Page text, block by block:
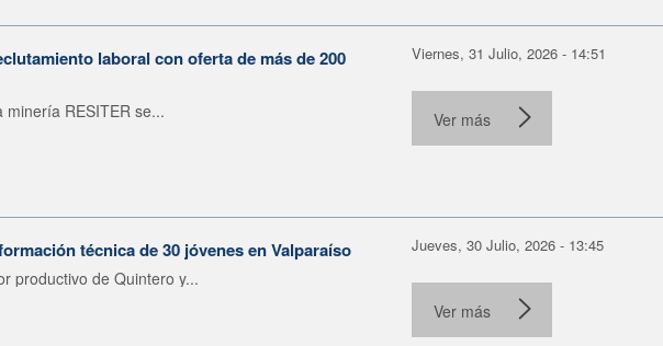
laboral con oferta de más de 200
RESITER se...
Viernes, 31 Julio, 2026 - 14:51
Ver más
técnica de 30 jóvenes en Valparaíso
productivo de Quintero y...
Jueves, 30 Julio, 2026 - 13:45
Ver más